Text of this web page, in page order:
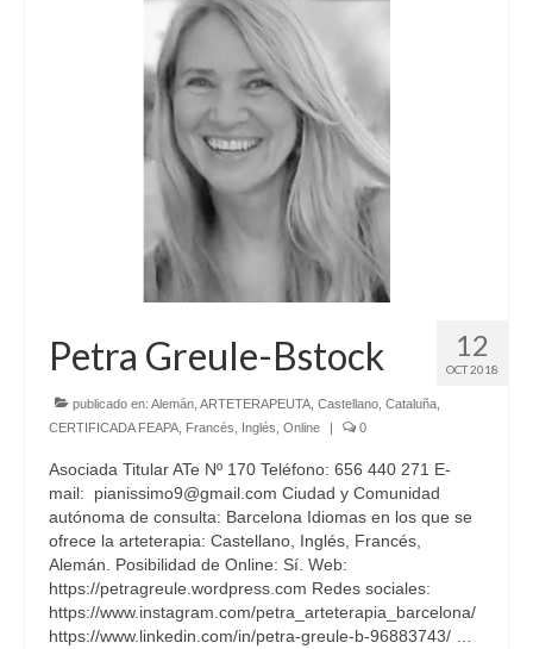
12
OCT 2018
Petra Greule-Bstock
publicado en: Alemán ARTETERAPEUTA Castellano Cataluña
CERTIFICADA FEAPA
Francés Inglés Online 0
Asociada Titular ATe Nº 170 Teléfono: 656 440 271 E-
mail: pianissimo9@gmail.com Ciudad y Comunidad
autónoma de consulta: Barcelona Idiomas en los que se
ofrece la arteterapia: Castellano, Inglés, Francés,
Alemán. Posibilidad de Online: Sí. Web:
https://petragreule.wordpress.com Redes sociales:
https://www.instagram.com/petra_arteterapia_barcelona/
https://www.linkedin.com/in/petra-greule-b-96883743/ …